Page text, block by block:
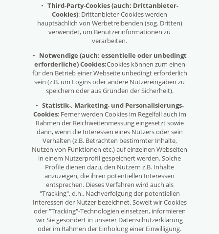
• Third-Party-Cookies (auch: Drittanbieter-
Cookies): Drittanbieter-Cookies werden
hauptsächlich von Werbetreibenden (sog. Dritten)
verwendet, um Benutzerinformationen zu
verarbeiten.
• Notwendige (auch: essentielle oder unbedingt
erforderliche) Cookies:Cookies können zum einen
für den Betrieb einer Webseite unbedingt erforderlich
sein (z.B. um Logins oder andere Nutzereingaben zu
speichern oder aus Gründen der Sicherheit).
• Statistik-, Marketing- und Personalisierungs-
Cookies: Ferner werden Cookies im Regelfall auch im
Rahmen der Reichweitenmessung eingesetzt sowie
dann, wenn die Interessen eines Nutzers oder sein
Verhalten (z.B. Betrachten bestimmter Inhalte,
Nutzen von Funktionen etc.) auf einzelnen Webseiten
in einem Nutzerprofil gespeichert werden. Solche
Profile dienen dazu, den Nutzern z.B. Inhalte
anzuzeigen, die ihren potentiellen Interessen
entsprechen. Dieses Verfahren wird auch als
"Tracking", d.h., Nachverfolgung der potentiellen
Interessen der Nutzer bezeichnet. Soweit wir Cookies
oder "Tracking"-Technologien einsetzen, informieren
wir Sie gesondert in unserer Datenschutzerklärung
oder im Rahmen der Einholung einer Einwilligung.